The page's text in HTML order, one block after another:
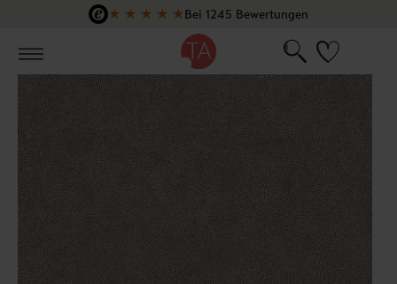
Zum Hauptinhalt springen
★ ★ ★ ★ ★Bei 1245 Bewertungen